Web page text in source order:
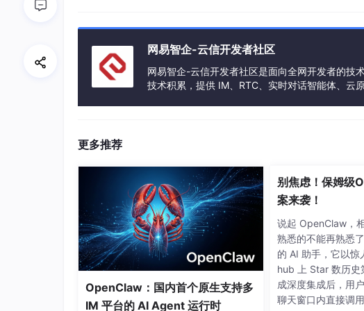
其中，“社交+小游戏”方案受到了泛娱乐企业的广泛关注
网易智企-云信开发者社区
网易智企-云信开发者社区是面向全网开发者的技
技术积累，提供 IM、RTC、实时对话智能体、云
更多推荐
OpenClaw：国内首个原生支持多
IM 平台的 AI Agent 运行时
别焦虑！保姆级
案来袭！
说起 OpenClaw，
熟悉的不能再熟悉
的 AI 助手，它以惊
hub 上 Star 数历史
成深度集成后，用
聊天窗口内直接调